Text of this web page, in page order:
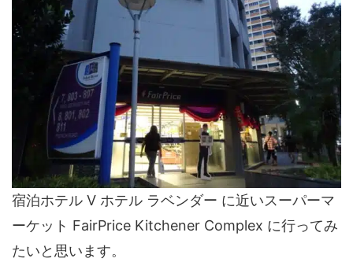
宿泊ホテル V ホテル ラベンダー に近いスーパーマ
ーケット FairPrice Kitchener Complex に行ってみ
たいと思います。